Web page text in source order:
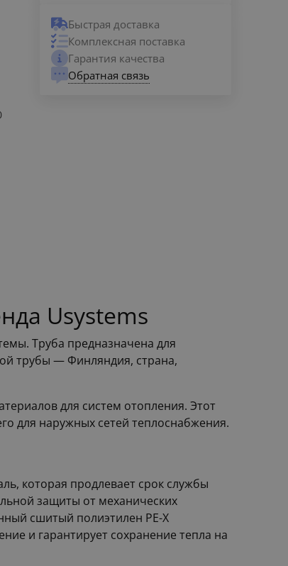
Быстрая доставка
Комплексная поставка
Гарантия качества
Обратная связь
Usystems
Труба предназначена для
трубы — Финляндия, страна,
для систем отопления. Этот
для наружных сетей теплоснабжения.
которая продлевает срок службы
защиты от механических
сшитый полиэтилен PE-X
и гарантирует сохранение тепла на